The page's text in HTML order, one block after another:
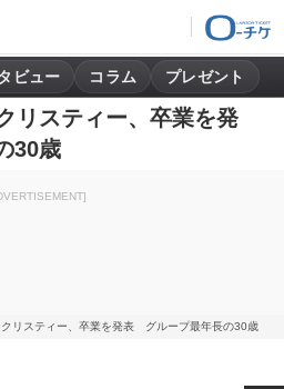
ビュー コラム プレゼント
リスティー、卒業を発
30歳
リスティー、卒業を発表 グループ最年長の30歳